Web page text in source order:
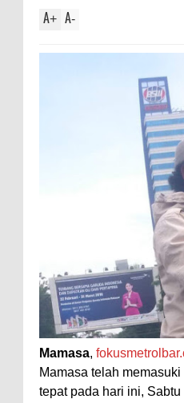
A+ A-
Mamasa,
Mamasa telah
tepat pada hari ini,